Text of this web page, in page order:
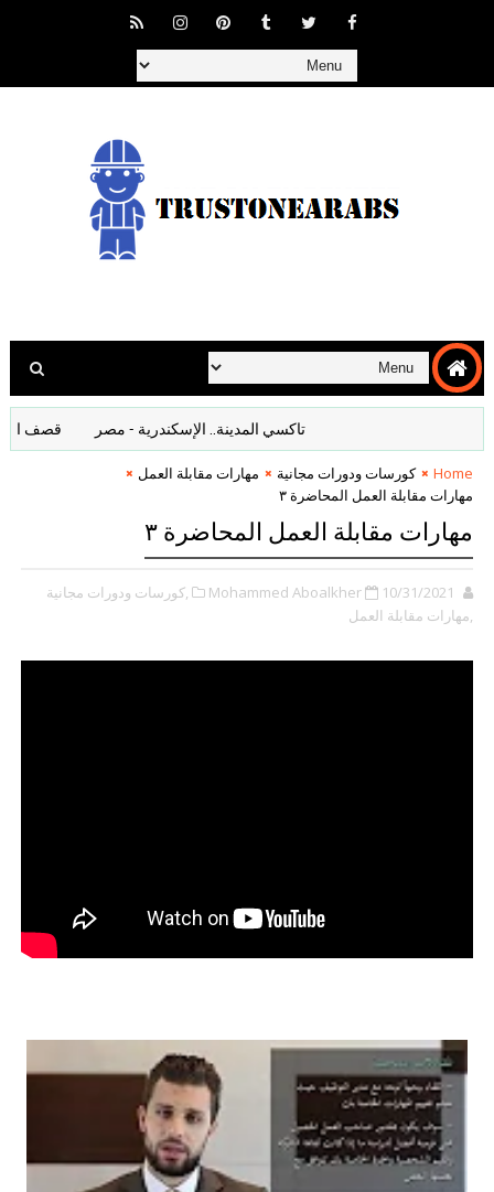
تاكسي المدينة.. الإسكندرية - مصر قصف المانيا
Home كورسات ودورات مجانية
مهارات مقابلة العمل
مهارات مقابلة العمل المحاضرة ٣
مهارات مقابلة العمل المحاضرة ٣
Mohammed Aboalkher 10/31/2021
,كورسات ودورات مجانية
,مهارات مقابلة العمل